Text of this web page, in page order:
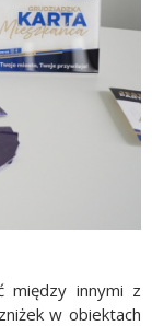
między innymi z
w obiektach